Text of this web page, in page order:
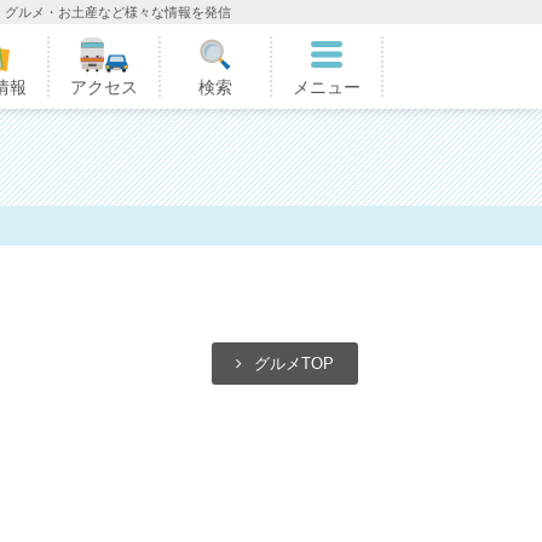
ルメ・お土産など様々な情報を発信
報 アクセス 検索 メニュー
グルメTOP